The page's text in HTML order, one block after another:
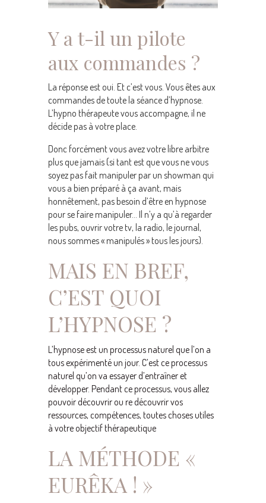
Y a t-il un pilote
aux commandes ?
La réponse est oui. Et c’est vous. Vous êtes aux
commandes de toute la séance d’hypnose.
L’hypno thérapeute vous accompagne, il ne
décide pas à votre place.
Donc forcément vous avez votre libre arbitre
plus que jamais (si tant est que vous ne vous
soyez pas fait manipuler par un showman qui
vous a bien préparé à ça avant, mais
honnêtement, pas besoin d’être en hypnose
pour se faire manipuler… Il n’y a qu’à regarder
les pubs, ouvrir votre tv, la radio, le journal,
nous sommes « manipulés » tous les jours).
MAIS EN BREF,
C’EST QUOI
L’HYPNOSE ?
L’hypnose est un processus naturel que l’on a
tous expérimenté un jour. C’est ce processus
naturel qu’on va essayer d’entraîner et
développer. Pendant ce processus, vous allez
pouvoir découvrir ou re découvrir vos
ressources, compétences, toutes choses utiles
à votre objectif thérapeutique
LA MÉTHODE «
EURÊKA ! »